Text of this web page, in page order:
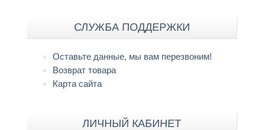
СЛУЖБА ПОДДЕРЖКИ
Оставьте данные, мы вам перезвоним!
Возврат товара
Карта сайта
ЛИЧНЫЙ КАБИНЕТ